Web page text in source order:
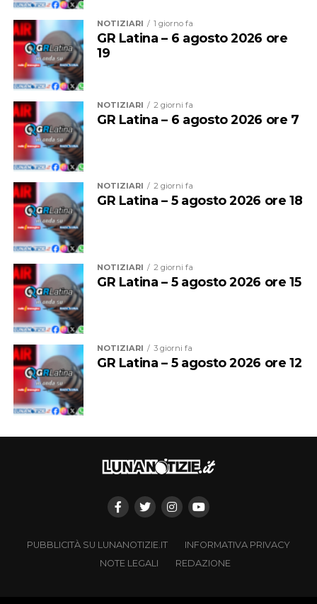
NOTIZIARI 1 giorno fa
GR Latina – 6 agosto 2026 ore
19
NOTIZIARI 2 giorni fa
GR Latina – 6 agosto 2026 ore 7
NOTIZIARI 2 giorni fa
GR Latina – 5 agosto 2026 ore 18
NOTIZIARI 2 giorni fa
GR Latina – 5 agosto 2026 ore 15
NOTIZIARI 3 giorni fa
GR Latina – 5 agosto 2026 ore 12
PUBBLICITÀ SU LUNANOTIZIE.IT
INFORMATIVA PRIVACY
NOTE LEGALI
REDAZIONE